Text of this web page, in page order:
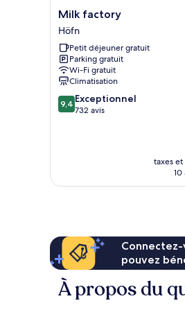
Milk
factory
Höfn
Milk factory
Höfn
Petit déjeuner gratuit
Parking gratuit
Wi-Fi gratuit
Climatisation
9.4
sur
9,4 Exceptionnel
732 avis
taxes
10
pouvez
À propos du